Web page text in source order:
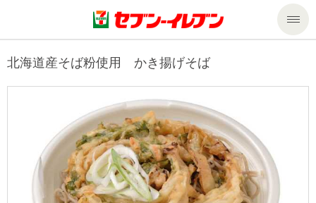
商品のご案内
今週の新商品
来週の新商品
セール・キャンペーン
サービス
サービストップ
北海道産そば粉使用 かき揚げそば